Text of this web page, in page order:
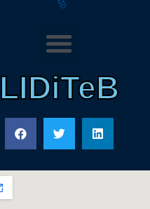
LIDiTeB